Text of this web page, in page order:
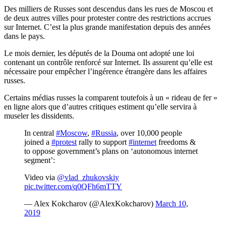
Des milliers de Russes sont descendus dans les rues de Moscou et
de deux autres villes pour protester contre des restrictions accrues
sur Internet. C’est la plus grande manifestation depuis des années
dans le pays.
Le mois dernier, les députés de la Douma ont adopté une loi
contenant un contrôle renforcé sur Internet. Ils assurent qu’elle est
nécessaire pour empêcher l’ingérence étrangère dans les affaires
russes.
Certains médias russes la comparent toutefois à un « rideau de fer »
en ligne alors que d’autres critiques estiment qu’elle servira à
museler les dissidents.
In central #Moscow, #Russia, over 10,000 people
joined a #protest rally to support #internet freedoms &
to oppose government’s plans on ‘autonomous internet
segment’:
Video via @vlad_zhukovskiy
pic.twitter.com/q0QFh6mTTY
— Alex Kokcharov (@AlexKokcharov) March 10,
2019